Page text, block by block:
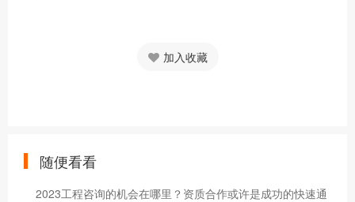
加入收藏
随便看看
2023工程咨询的机会在哪里？资质合作或许是成功的快速通